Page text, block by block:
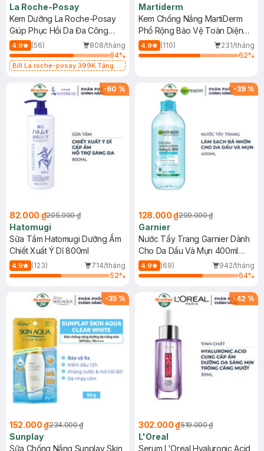
La Roche-Posay
Kem Dưỡng La Roche-Posay
Giúp Phục Hồi Da Đa Công
Dụng 40ml
4.9 (56)
808/tháng
64%
Bill La roche-posay 399K Tặng
(SL có hạn)
Martiderm
Kem Chống Nắng MartiDerm
Phổ Rộng Bảo Vệ Toàn Diện
40ml
4.9 (110)
231/tháng
62%
-60 %
82.000 ₫205.000 ₫
Hatomugi
Sữa Tắm Hatomugi Dưỡng Ẩm
Chiết Xuất Ý Dĩ 800ml
4.9 (123)
714/tháng
52%
-39 %
128.000 ₫209.000 ₫
Garnier
Nước Tẩy Trang Garnier Dành
Cho Da Dầu Và Mụn 400ml
(Mới)
4.9 (69)
942/tháng
64%
-35 %
152.000 ₫234.000 ₫
Sunplay
Sữa Chống Nắng Sunplay Skin
-42 %
302.000 ₫519.000 ₫
L'Oreal
Serum L'Oreal Hyaluronic Acid